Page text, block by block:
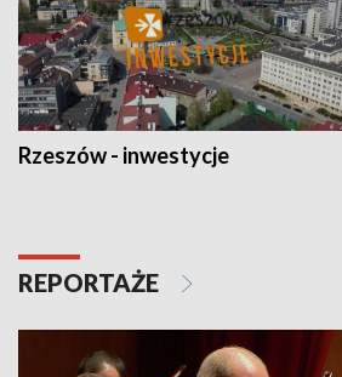
Rzeszów - inwestycje
REPORTAŻE